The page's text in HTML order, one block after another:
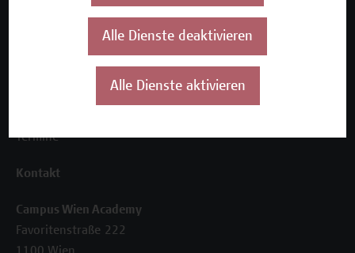
Die Campus Wien Academy
Termine
Kontakt
Campus Wien Academy
Favoritenstraße 222
Alle Dienste deaktivieren
Alle Dienste aktivieren